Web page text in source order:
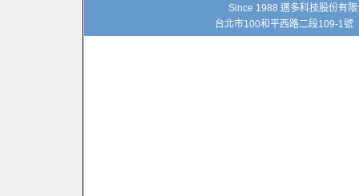
Since 1988 邁多科技股份
台北市100和平西路二段109-1號